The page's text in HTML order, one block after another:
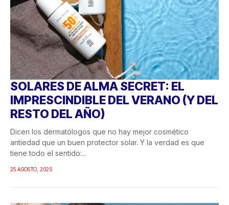
SOLARES DE ALMA SECRET: EL
IMPRESCINDIBLE DEL VERANO (Y DEL
RESTO DEL AÑO)
Dicen los dermatólogos que no hay mejor cosmético
antiedad que un buen protector solar. Y la verdad es que
tiene todo el sentido:...
25 AGOSTO, 2025